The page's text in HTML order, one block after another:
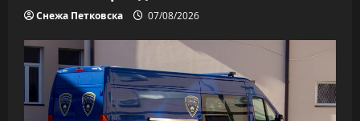
Снежа Петковска 07/08/2026